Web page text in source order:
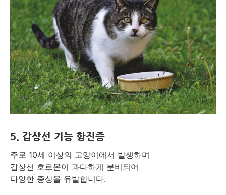
5. 갑상선 기능 항진증
주로 10세 이상의 고양이에서 발생하며
갑상선 호르몬이 과다하게 분비되어
다양한 증상을 유발합니다.